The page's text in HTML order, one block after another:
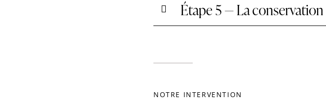
Étape 5 — La
NOTRE INTERVENTION